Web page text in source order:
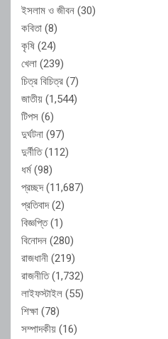
ইসলাম ও জীবন (30)
কবিতা (8)
কৃষি (24)
খেলা (239)
চিত্র বিচিত্র (7)
জাতীয় (1,544)
টিপস (6)
দুর্ঘটনা (97)
দুর্নীতি(112)
ধর্ম(98)
প্রচ্ছদ(11,687)
প্রতিবাদ(2)
বিজ্ঞপ্তি(1)
বিনোদন (280)
রাজধানী (219)
রাজনীতি(1,732)
লাইফস্টাইল (55)
শিক্ষা (78)
সম্পাদকীয় (16)